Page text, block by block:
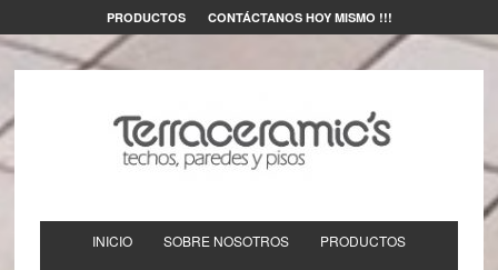
PRODUCTOS CONTÁCTANOS HOY MISMO !!!
INICIO SOBRE NOSOTROS PRODUCTOS